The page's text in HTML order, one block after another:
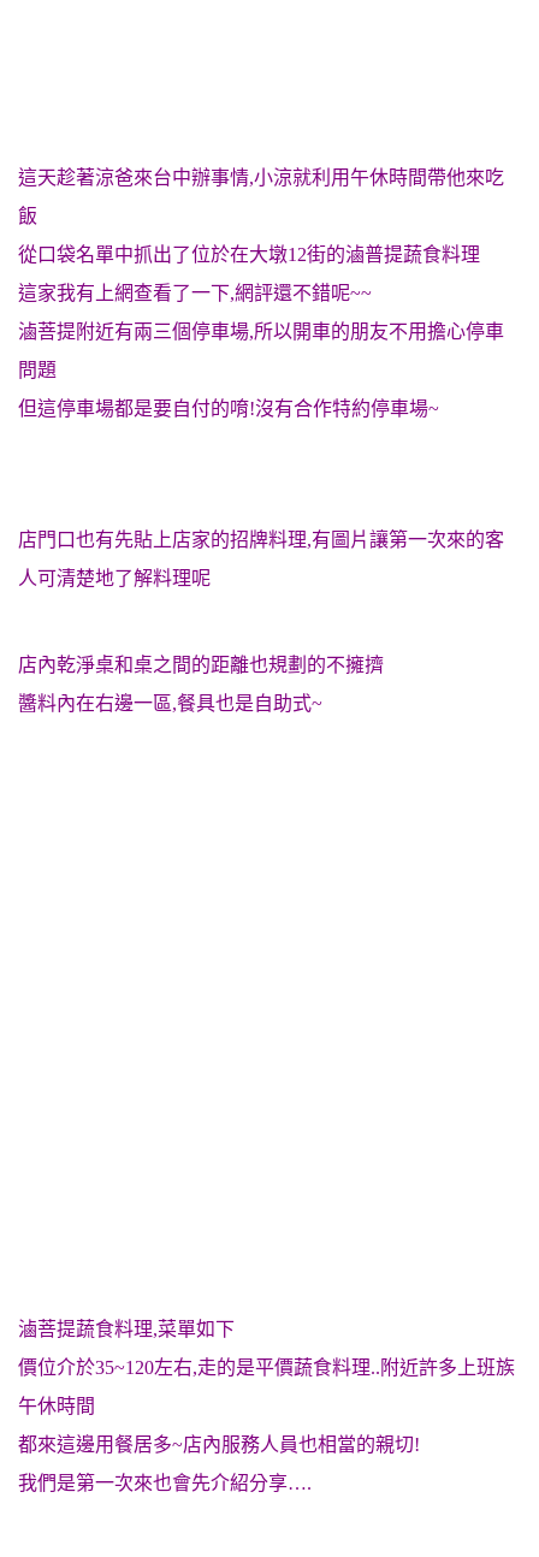
這天趁著涼爸來台中辦事情,小涼就利用午休時間帶他來吃
飯
從口袋名單中抓出了位於在大墩12街的滷普提蔬食料理
這家我有上網查看了一下,網評還不錯呢~~
滷菩提附近有兩三個停車場,所以開車的朋友不用擔心停車
問題
但這停車場都是要自付的唷!沒有合作特約停車場~
店門口也有先貼上店家的招牌料理,有圖片讓第一次來的客
人可清楚地了解料理呢
店內乾淨桌和桌之間的距離也規劃的不擁擠
醬料內在右邊一區,餐具也是自助式~
滷菩提蔬食料理,菜單如下
價位介於35~120左右,走的是平價蔬食料理..附近許多上班族
午休時間
都來這邊用餐居多~店內服務人員也相當的親切!
我們是第一次來也會先介紹分享….